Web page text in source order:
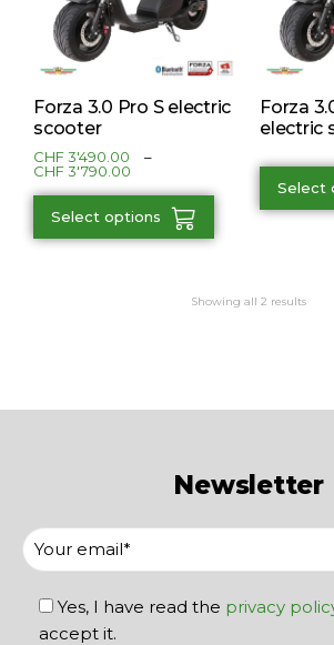
Forza 3.0 Pro S electric
scooter
CHF3'490.00
–
CHF3'790.00
Select options
Forza
electric
Select
Showing all 2 results
Newsletter
Yes, I have read the privacy
accept it.